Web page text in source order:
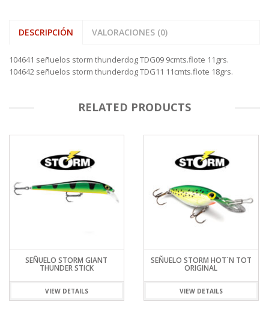
DESCRIPCIÓN VALORACIONES (0)
104641 señuelos storm thunderdog TDG09 9cmts.flote 11grs.
104642 señuelos storm thunderdog TDG11 11cmts.flote 18grs.
RELATED PRODUCTS
SEÑUELO STORM GIANT
THUNDER STICK
VIEW DETAILS
SEÑUELO STORM HOT´N TOT
ORIGINAL
VIEW DETAILS